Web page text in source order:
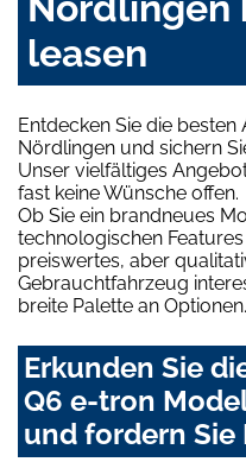
leasen
Entdecken Sie die
Nördlingen und sichern
Unser vielfältiges
fast keine Wünsche offen.
Ob Sie ein brandneues
technologischen
preiswertes, aber
Gebrauchtfahrzeug
breite Palette an Optionen.
Erkunden Sie
Q6 e-tron
und fordern Sie